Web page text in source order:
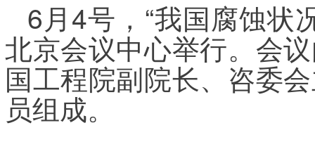
6月4号，“我国腐蚀状
北京会议中心举行。会
国工程院副院长、咨委
员组成。